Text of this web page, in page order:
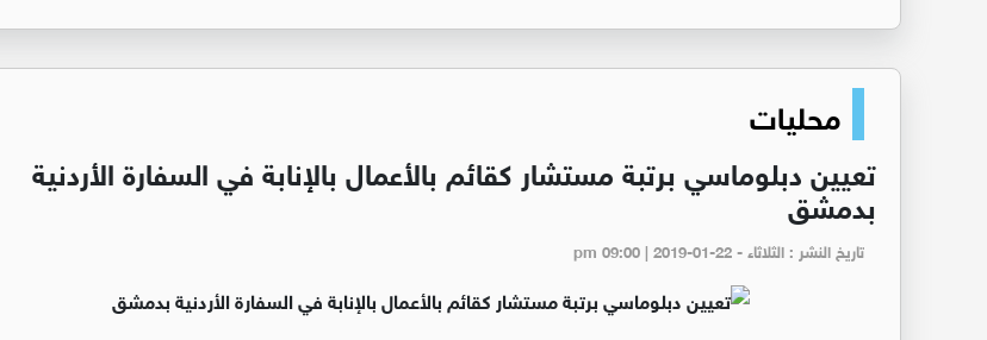
محليات
تعيين دبلوماسي برتبة مستشار كقائم بالأعمال بالإنابة في السفارة الأردنية
بدمشق
تاريخ النشر : الثلاثاء - pm 09:00 | 2019-01-22